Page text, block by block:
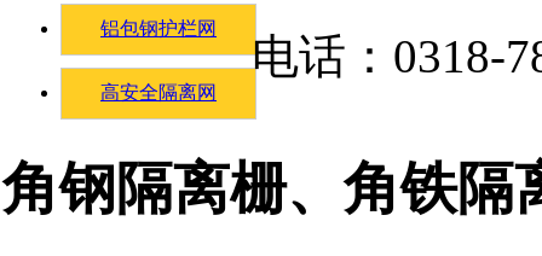
铝包钢护栏网
高安全隔离网
角钢隔离栅、角铁隔
电话：0318-